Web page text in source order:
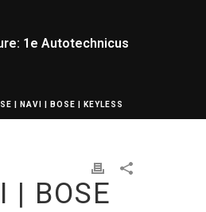
1e Autotechnicus
| NAVI | BOSE | KEYLESS
| BOSE